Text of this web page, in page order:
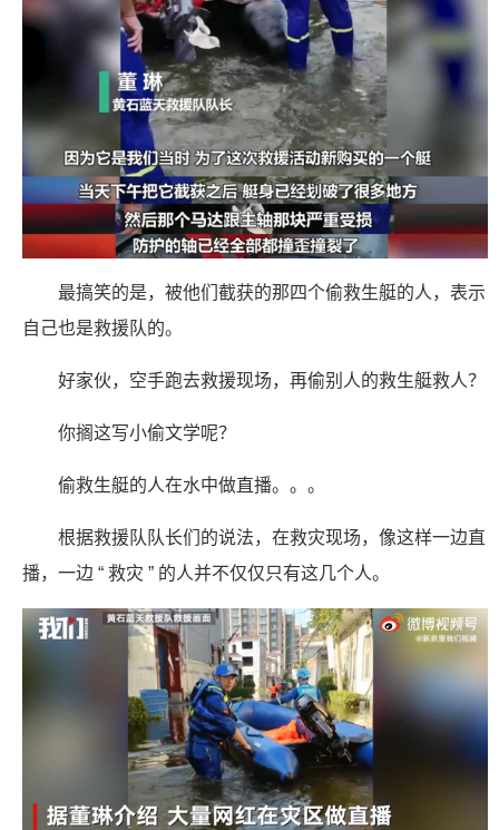
最搞笑的是，被他们截获的那四个偷救生艇的人，表示
自己也是救援队的。
好家伙，空手跑去救援现场，再偷别人的救生艇救人？
你搁这写小偷文学呢？
偷救生艇的人在水中做直播。。。
根据救援队队长们的说法，在救灾现场，像这样一边直
播，一边 “ 救灾 ” 的人并不仅仅只有这几个人。